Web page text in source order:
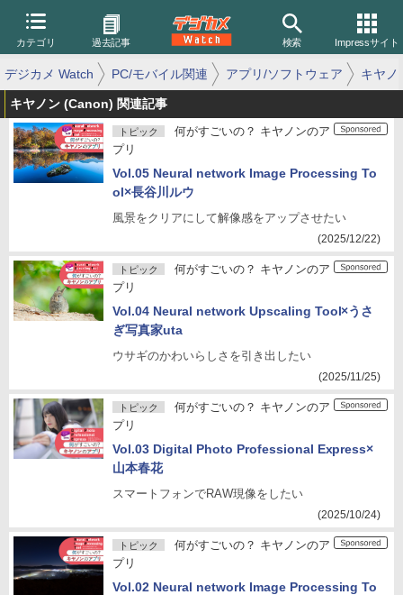
カテゴリ 過去記事 検索 Impressサイト
デジカメ Watch PC/モバイル関連 アプリ/ソフトウェア キヤノ
キヤノン (Canon) 関連記事
トピック
何がすごいの？ キヤノンのア
プリ
Vol.05 Neural network Image Processing To
ol×長谷川ルウ
風景をクリアにして解像感をアップさせたい
(2025/12/22)
トピック
何がすごいの？ キヤノンのア
プリ
Vol.04 Neural network Upscaling Tool×うさ
ぎ写真家uta
ウサギのかわいらしさを引き出したい
(2025/11/25)
トピック
何がすごいの？ キヤノンのア
プリ
Vol.03 Digital Photo Professional Express×
山本春花
スマートフォンでRAW現像をしたい
(2025/10/24)
トピック
何がすごいの？ キヤノンのア
プリ
Vol.02 Neural network Image Processing To